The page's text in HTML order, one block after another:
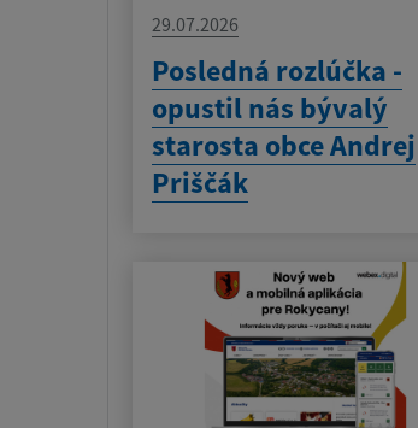
29.07.2026
Posledná rozlúčka -
opustil nás bývalý
starosta obce Andrej
Priščák